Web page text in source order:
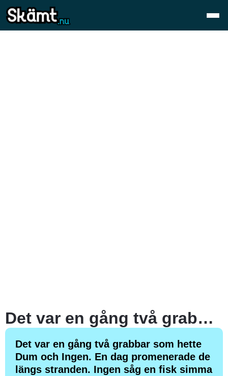
Det var en gång två grabbar som hette Dum och Ingen. En dag promenerade de längs stranden.
Det var en gång två grabbar som hette
Dum och Ingen. En dag promenerade de
längs stranden. Ingen såg en fisk simma